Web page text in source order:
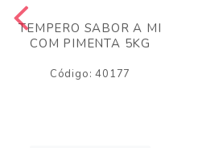
TEMPERO SABOR A MI
COM PIMENTA 5KG
Código: 40177